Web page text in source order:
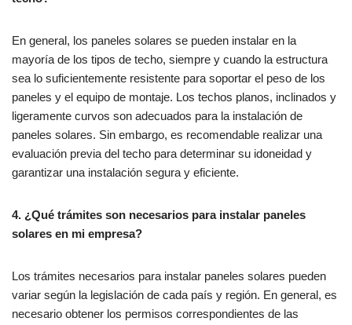
En general, los paneles solares se pueden instalar en la
mayoría de los tipos de techo, siempre y cuando la estructura
sea lo suficientemente resistente para soportar el peso de los
paneles y el equipo de montaje. Los techos planos, inclinados y
ligeramente curvos son adecuados para la instalación de
paneles solares. Sin embargo, es recomendable realizar una
evaluación previa del techo para determinar su idoneidad y
garantizar una instalación segura y eficiente.
4. ¿Qué trámites son necesarios para instalar paneles
solares en mi empresa?
Los trámites necesarios para instalar paneles solares pueden
variar según la legislación de cada país y región. En general, es
necesario obtener los permisos correspondientes de las